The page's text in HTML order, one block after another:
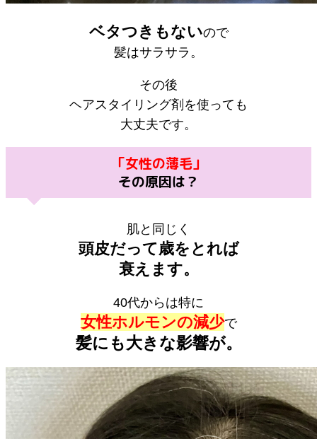
ベタつきもないので
髪はサラサラ。
その後
ヘアスタイリング剤を使っても
大丈夫です。
「女性の薄毛」
その原因は？
肌と同じく
頭皮だって歳をとれば
衰えます。
40代からは特に
女性ホルモンの減少で
髪にも大きな影響が。